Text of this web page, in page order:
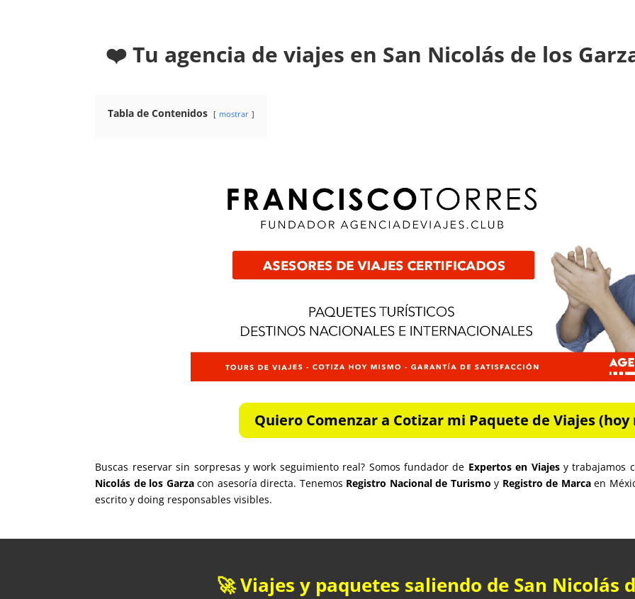
❤️ Tu agencia de viajes en San Nicolás de los
Tabla de Contenidos mostrar
Quiero Comenzar a Cotizar mi Paquete de Viajes
Buscas reservar sin sorpresas y work seguimiento real? Somos fundador de Expertos en Viajesy trabajamos
Nicolás de los Garzacon asesoría directa. Tenemos Registro Nacional de Turismo y Registro de Marcaen
escrito y doing responsables visibles.
🚀 Viajes y paquetes saliendo de San Nicolás